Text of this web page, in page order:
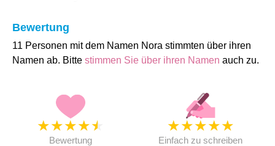
Bewertung
11 Personen mit dem Namen Nora stimmten über ihren
Namen ab. Bitte stimmen Sie über ihren Namen auch zu.
★★★★★
Bewertung
★★★★★
Einfach zu schreiben